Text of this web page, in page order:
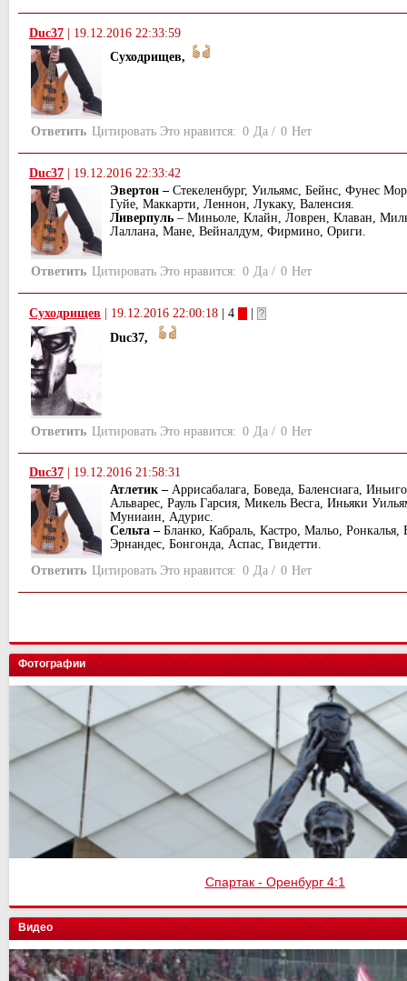
Duс37
19.12.2016 22:33:59
Суходрищев,
Ответить Цитировать Это нравится: 0 Да / 0 Нет
Duс37
19.12.2016 22:33:42
Эвертон – Стекеленбург, Уильямс, Бейнс, Фунес
Гуйе, Маккарти, Леннон, Лукаку, Валенсия.
Ливерпуль – Миньоле, Клайн, Ловрен, Клаван,
Лаллана, Мане, Вейналдум, Фирмино, Ориги.
Ответить Цитировать Это нравится: 0 Да / 0 Нет
Суходрищев | 19.12.2016 22:00:18 | 4
|
Duс37,
Ответить Цитировать Это нравится: 0 Да / 0 Нет
Duс37
19.12.2016 21:58:31
Атлетик – Аррисабалага, Боведа, Баленсиага,
Альварес, Рауль Гарсия, Микель Весга, Иньяки
Муниаин, Адурис.
Сельта – Бланко, Кабраль, Кастро, Мальо, Ронкалья,
Эрнандес, Бонгонда, Аспас, Гвидетти.
Ответить Цитировать Это нравится: 0 Да / 0 Нет
Фотографии
Спартак - Оренбург 4:1
Видео